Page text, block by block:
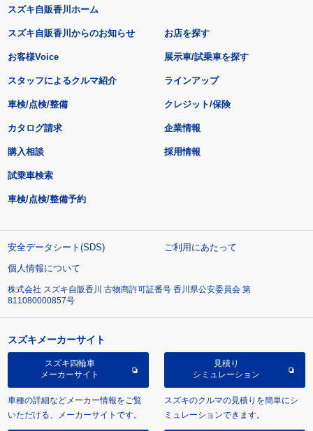
スズキ自販香川ホーム
スズキ自販香川からのお知らせ
お客様Voice
スタッフによるクルマ紹介
お店を探す
展示車/試乗車を探す
ラインアップ
車検/点検/整備 クレジット/保険
カタログ請求
購入相談
試乗車検索
車検/点検/整備予約
企業情報
採用情報
安全データシート(SDS)
ご利用にあたって
個人情報について
株式会社 スズキ自販香川 古物商許可証番号 香川県公安委員会 第
811080000857号
スズキメーカーサイト
スズキ四輪車
メーカーサイト
車種の詳細などメーカー情報をご覧
いただける、メーカーサイトです。
見積り
シミュレーション
スズキのクルマの見積りを簡単にシ
ミュレーションできます。